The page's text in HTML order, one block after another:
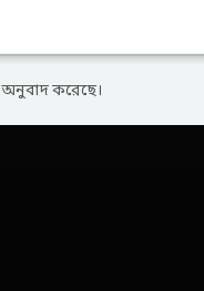
অনুবাদ করেছে।